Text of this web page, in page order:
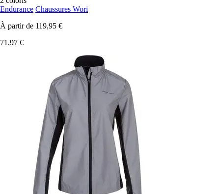
Endurance Chaussures Wori
À partir de 119,95 €
71,97 €